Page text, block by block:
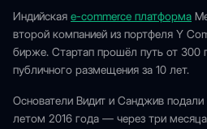
Индийская e-commerce платформа
второй компанией из портфеля Y
бирже. Стартап прошёл путь от 300
публичного размещения за 10 лет.
Основатели Видит и Санджив подали
летом 2016 года — через три